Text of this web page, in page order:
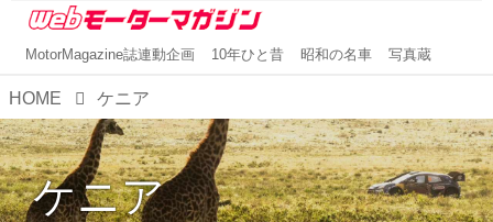
MotorMagazine誌連動企画 10年ひと昔 昭和の名車 写真蔵
HOME ケニア
ケニア